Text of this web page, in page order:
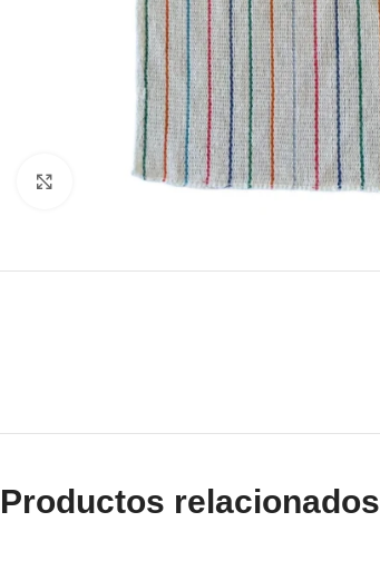
Click to enlarge
Productos relacionados